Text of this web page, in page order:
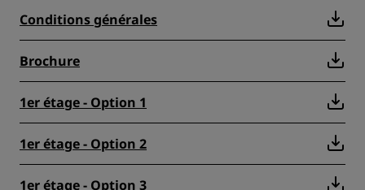
Conditions générales
Brochure
1er étage - Option 1
1er étage - Option 2
1er étage - Option 3